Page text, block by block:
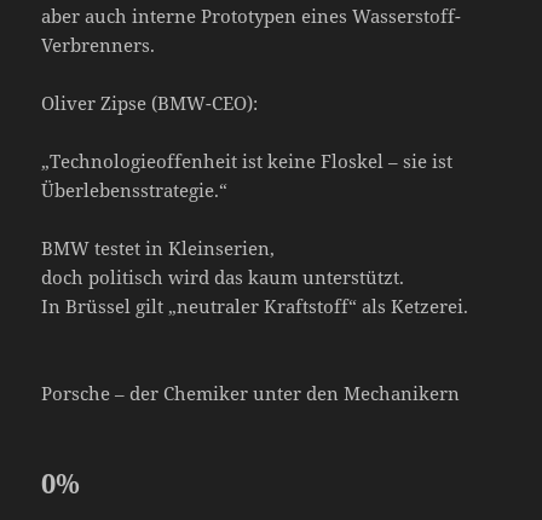
aber auch interne Prototypen eines Wasserstoff-
Verbrenners.
Oliver Zipse (BMW-CEO):
„Technologieoffenheit ist keine Floskel – sie ist
Überlebensstrategie.“
BMW testet in Kleinserien,
doch politisch wird das kaum unterstützt.
In Brüssel gilt „neutraler Kraftstoff“ als Ketzerei.
Porsche – der Chemiker unter den Mechanikern
0%